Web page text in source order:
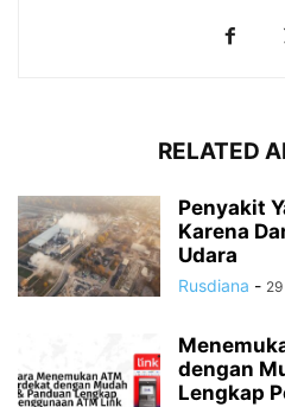
RELATED
Penyakit
Karena
Udara
Rusdiana -
dengan
Lengkap